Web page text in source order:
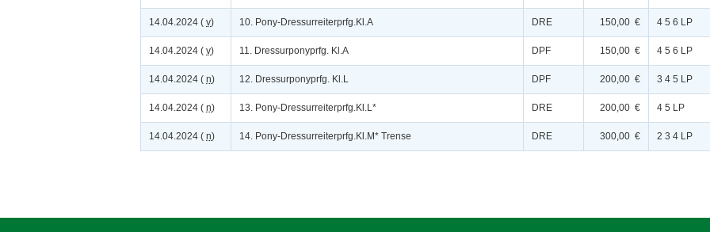
14.04.2024 ( v) 10. Pony-Dressurreiterprfg.Kl.A DRE 150,00 € 4 5 6 LP
14.04.2024 ( v) 11. Dressurponyprfg. Kl.A DPF 150,00 € 4 5 6 LP
14.04.2024 ( n) 12. Dressurponyprfg. Kl.L DPF 200,00 € 3 4 5 LP
14.04.2024 ( n) 13. Pony-Dressurreiterprfg.Kl.L* DRE 200,00 € 4 5 LP
14.04.2024 ( n) 14. Pony-Dressurreiterprfg.Kl.M* Trense DRE 300,00 € 2 3 4 LP